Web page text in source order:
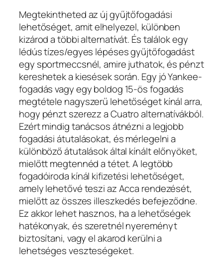
Megtekintheted az új gyűjtőfogadási
lehetőséget, amit elhelyezel, különben
kizárod a többi alternatívát. És találok egy
lédús tízes/egyes lépéses gyűjtőfogadást
egy sportmeccsnél, amire juthatok, és pénzt
kereshetek a kiesések során. Egy jó Yankee-
fogadás vagy egy boldog 15-ös fogadás
megtétele nagyszerű lehetőséget kínál arra,
hogy pénzt szerezz a Cuatro alternatívákból.
Ezért mindig tanácsos átnézni a legjobb
fogadási átutalásokat, és mérlegelni a
különböző átutalások által kínált előnyöket,
mielőtt megtennéd a tétet. A legtöbb
fogadóiroda kínál kifizetési lehetőséget,
amely lehetővé teszi az Acca rendezését,
mielőtt az összes illeszkedés befejeződne.
Ez akkor lehet hasznos, ha a lehetőségek
hatékonyak, és szeretnél nyereményt
biztosítani, vagy el akarod kerülni a
lehetséges veszteségeket.